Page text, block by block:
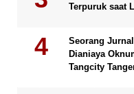
Terpuruk saat
Seorang
Dianiaya
Tangcity